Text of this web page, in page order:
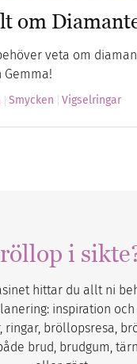
om
veta om
Gemma!
Smycken Vigselringar
i
hittar du allt ni
inspiration och
ringar, bröllopsresa,
brud, brudgum,